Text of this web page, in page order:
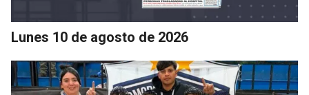
Lunes 10 de agosto de 2026